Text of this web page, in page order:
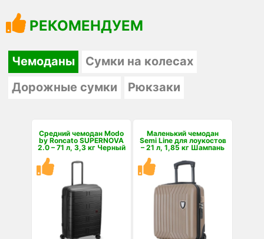
РЕКОМЕНДУЕМ
Чемоданы
Сумки на колесах
Дорожные сумки
Рюкзаки
Средний чемодан Modo
by Roncato SUPERNOVA
2.0 – 71 л, 3,3 кг Черный
Маленький чемодан
Semi Line для лоукостов
– 21 л, 1,85 кг Шампань